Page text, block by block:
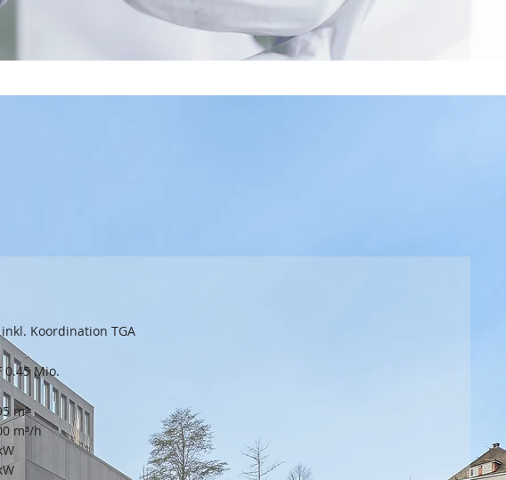
inkl. Koordination TGA
0.45 Mio.
m²
m³/h